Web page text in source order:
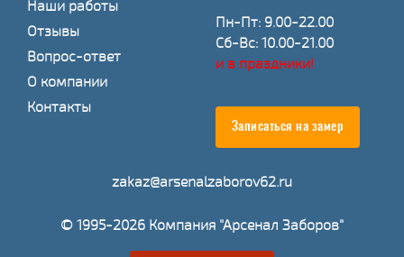
Наши работы
Отзывы
Вопрос-ответ
О компании
Контакты
Пн-Пт: 9.00-22.00
Сб-Вс: 10.00-21.00
и в праздники!
Записаться на замер
zakaz@arsenalzaborov62.ru
© 1995-2026 Компания "Арсенал Заборов"